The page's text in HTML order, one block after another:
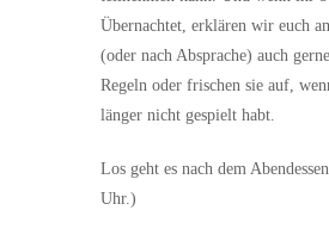
Übernachtet, erklären wir euch
(oder nach Absprache) auch
Regeln oder frischen sie auf,
länger nicht gespielt habt.
Los geht es nach dem
Uhr.)